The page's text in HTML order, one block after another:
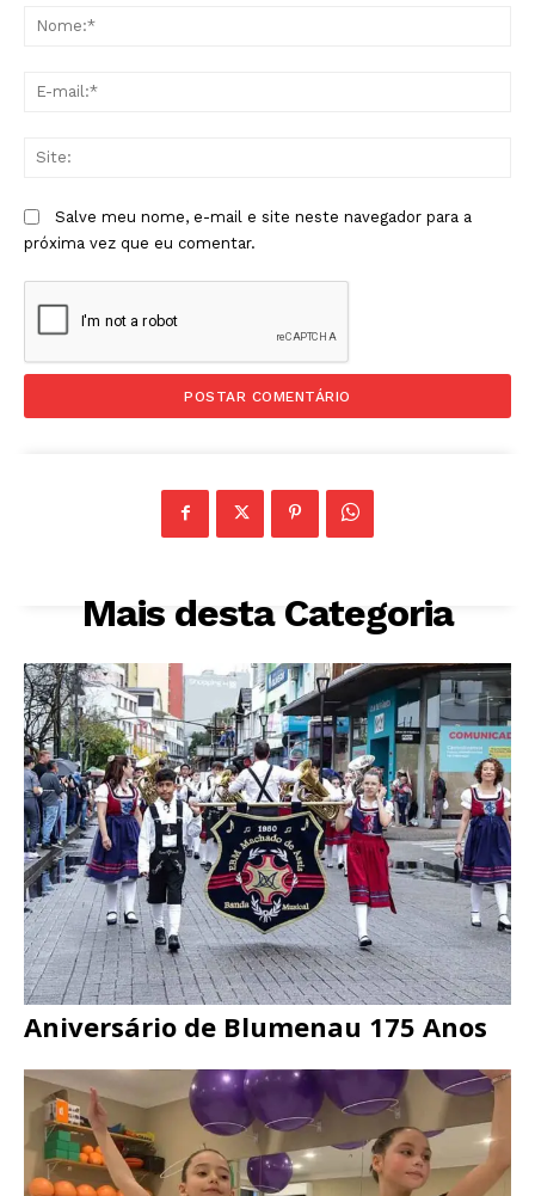
Salve meu nome, e-mail e site neste navegador para a
próxima vez que eu comentar.
Mais desta Categoria
Aniversário de Blumenau 175 Anos